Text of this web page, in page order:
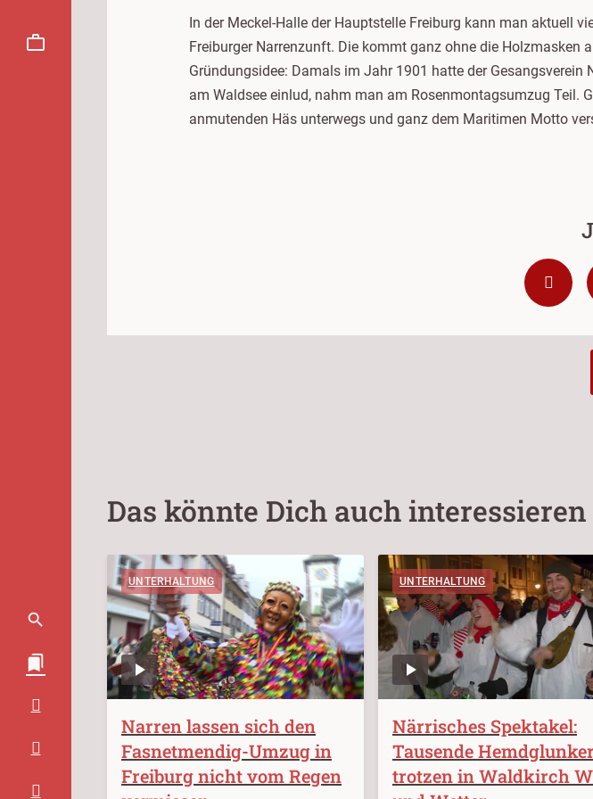
In der Meckel-Halle der Hauptstelle Freiburg kann man aktuell
Freiburger Narrenzunft. Die kommt ganz ohne die
Gründungsidee: Damals im Jahr 1901 hatte der
am Waldsee einlud, nahm man am Rosenmontagsumzug Teil.
anmutenden Häs unterwegs und ganz dem Maritimen Motto
Das könnte Dich auch interessieren
UNTERHALTUNG
Narren lassen sich den
Fasnetmendig-Umzug in
Freiburg nicht vom Regen
UNTERHALTUNG
Närrisches Spektakel:
Tausende Hemdglunker
trotzen in Waldkirch